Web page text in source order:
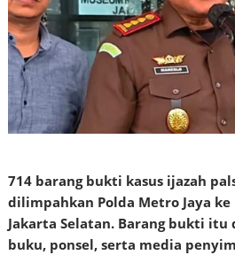
714 barang bukti kasus ijazah
dilimpahkan Polda Metro Jaya ke
Jakarta Selatan. Barang bukti
buku, ponsel, serta media